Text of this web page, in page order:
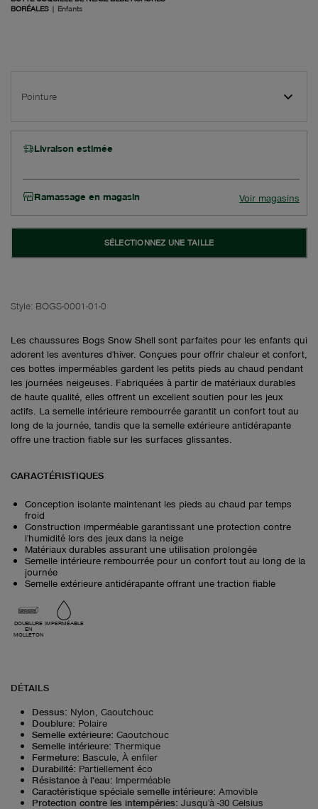
BORÉALES | Enfants
Pointure
Livraison estimée
Ramassage en magasin Voir magasins
SÉLECTIONNEZ UNE TAILLE
Style: BOGS-0001-01-0
Les chaussures Bogs Snow Shell sont parfaites pour les enfants qui
adorent les aventures d'hiver. Conçues pour offrir chaleur et confort,
ces bottes imperméables gardent les petits pieds au chaud pendant
les journées neigeuses. Fabriquées à partir de matériaux durables
de haute qualité, elles offrent un excellent soutien pour les jeux
actifs. La semelle intérieure rembourrée garantit un confort tout au
long de la journée, tandis que la semelle extérieure antidérapante
offre une traction fiable sur les surfaces glissantes.
CARACTÉRISTIQUES
Conception isolante maintenant les pieds au chaud par temps
froid
Construction imperméable garantissant une protection contre
l'humidité lors des jeux dans la neige
Matériaux durables assurant une utilisation prolongée
Semelle intérieure rembourrée pour un confort tout au long de la
journée
Semelle extérieure antidérapante offrant une traction fiable
DOUBLURE
EN
MOLLETON
IMPERMÉABLE
DÉTAILS
Dessus: Nylon, Caoutchouc
Doublure: Polaire
Semelle extérieure: Caoutchouc
Semelle intérieure: Thermique
Fermeture: Bascule, À enfiler
Durabilité: Partiellement éco
Résistance à l'eau: Imperméable
Caractéristique spéciale semelle intérieure: Amovible
Protection contre les intempéries: Jusqu'à -30 Celsius